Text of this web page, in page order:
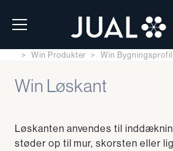
Win Produkter Win
Win Løskant
Løskanten anvendes til
støder op til mur, skorsten eller